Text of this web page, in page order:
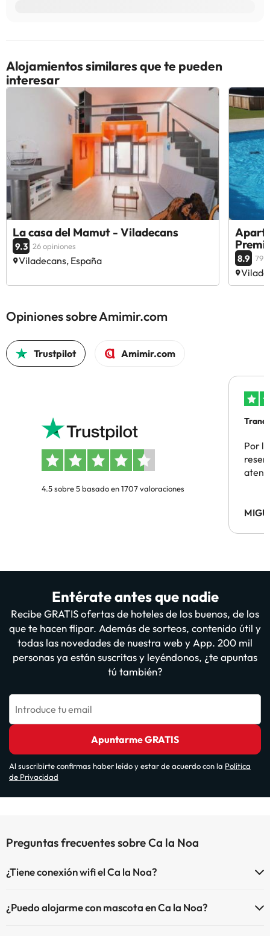
Alojamientos similares que te pueden
interesar
La casa del Mamut - Viladecans
9.3 26 opiniones
Viladecans, España 8.9 79
Opiniones sobre Amimir.com
Trustpilot Amimir.com
4.5 sobre 5 basado en 1707 valoraciones
Por
Entérate antes que nadie
Recibe GRATIS ofertas de hoteles de los buenos, de los
que te hacen flipar. Además de sorteos, contenido útil y
todas las novedades de nuestra web y App. 200 mil
personas ya están suscritas y leyéndonos, ¿te apuntas
tú también?
Introduce tu email
Apuntarme GRATIS
Al suscribirte confirmas haber leído y estar de acuerdo con la Política
de Privacidad
Preguntas frecuentes sobre Ca la Noa
¿Tiene conexión wifi el Ca la Noa?
¿Puedo alojarme con mascota en Ca la Noa?